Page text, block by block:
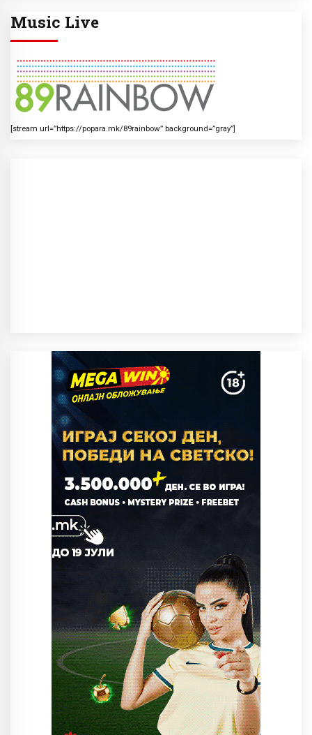
Music Live
[stream url=”https://popara.mk/89rainbow” background=”gray”]